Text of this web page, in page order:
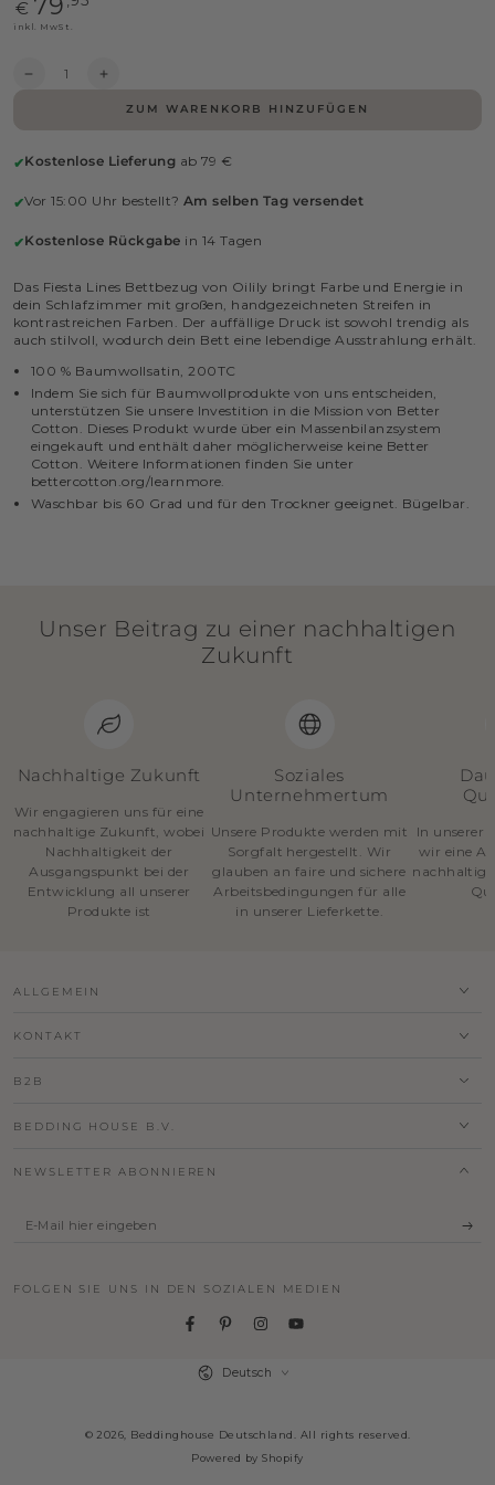
verfügbar
Preis
€ 79
inkl. MwSt.
Anzahl
Verringere
Oilily
Fiesta
Bettwäsche
Bunt
Erhöhe
Menge
Oilily
Fiesta
Bettwäsche
Bunt
ZUM WARENKORB HINZUFÜGEN
✔Kostenlose Lieferung ab 79 €
✔Vor 15:00 Uhr bestellt?Am selben Tag versendet
✔Kostenlose Rückgabe in 14 Tagen
Das Fiesta Lines Bettbezug von Oilily bringt Farbe und Energie in
dein Schlafzimmer mit großen, handgezeichneten Streifen in
kontrastreichen Farben. Der auffällige Druck ist sowohl trendig als
auch stilvoll, wodurch dein Bett eine lebendige Ausstrahlung erhält.
100 % Baumwollsatin, 200TC
Indem Sie sich für Baumwollprodukte von uns entscheiden,
unterstützen Sie unsere Investition in die Mission von Better
Cotton. Dieses Produkt wurde über ein Massenbilanzsystem
eingekauft und enthält daher möglicherweise keine Better
Cotton. Weitere Informationen finden Sie unter
bettercotton.org/learnmore.
Waschbar bis 60 Grad und für den Trockner geeignet. Bügelbar.
Unser Beitrag zu einer nachhaltigen
Zukunft
Nachhaltige Zukunft
Wir engagieren uns für eine
nachhaltige Zukunft, wobei
Nachhaltigkeit der
Ausgangspunkt bei der
Entwicklung all unserer
Produkte ist
Soziales
Unternehmertum
Unsere Produkte werden mit
Sorgfalt hergestellt. Wir
glauben an faire und sichere
Arbeitsbedingungen für alle
in unserer Lieferkette.
In unserer
wir eine
ALLGEMEIN
KONTAKT
B2B
BEDDING HOUSE B.V.
NEWSLETTER ABONNIEREN
E-
hier
FOLGEN SIE UNS IN DEN SOZIALEN MEDIEN
FacebookPinterestInstagram
© 2026, Beddinghouse Deutschland
. All rights reserved.
Powered by Shopify
Deutsch